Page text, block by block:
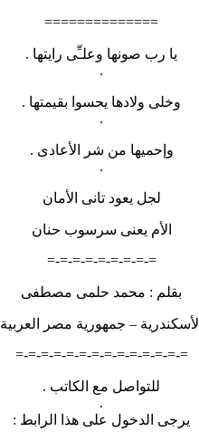
==============
يا رب صونها وعلـِّى رايتها .
.
وخلى ولادها يحسوا بقيمتها .
.
وإحميها من شر الأعادى .
.
لجل يعود تانى الأمان
الأم يعنى سرسوب حنان
=-=-=-=-=-=-=-=-=
بقلم : محمد حلمى مصطفى
الأسكندرية – جمهورية مصر العربية
=-=-=-=-=-=-=-=-=-=-=-=-=-=
للتواصل مع الكاتب .
.
يرجى الدخول على هذا الرابط :